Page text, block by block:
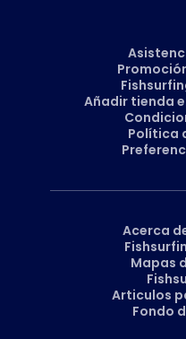
Añadir tienda
Política
Acerca
Mapas
Articulos
Fondo